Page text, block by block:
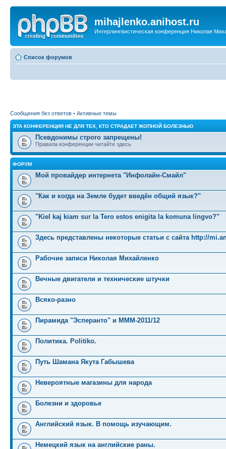
mihajlenko.anihost.ru
Интерлингвистическая конференция Николая
Список форумов
Сообщения без ответов • Активные темы
ЭТА КОНФЕРЕНЦИЯ НЕ ДЛЯ ТЕХ, КТО СТРАДАЕТ ЖОПНОЙ БОЛЕЗНЬЮ
Псевдонимы строго запрещены!
Правила конференции читайте здесь
ФОРУМ
Мой провайдер интернета "Инфолайн-Смайл"
"Как и когда на Земле будет введён общий язык?"
"Kiel kaj kiam sur la Tero estos enigita la komuna lingvo?"
Здесь представлены некоторые статьи с сайта http://
Рабочие записи Николая Михайленко
Вечные двигатели и технические штучки
Всяко-разно
Пирамида "Эсперанто" и MMM-2011/12
Политика. Politiko.
Путь Шамана Якута Габышева
Невероятные магазины для народа
Болезни и здоровье
Английский язык. В помощь изучающим.
Немецкий язык на английские раны.